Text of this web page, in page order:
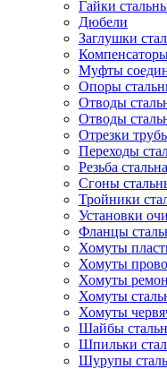
Гайки
Дюбели
Заглушки
Муфты
Опоры
Отводы
Отводы
Отрезки
Переходы
Резьба
Сгоны
Тройники
Установки
Фланцы
Хомуты
Хомуты
Хомуты
Хомуты
Хомуты
Шайбы
Шпильки
Шурупы